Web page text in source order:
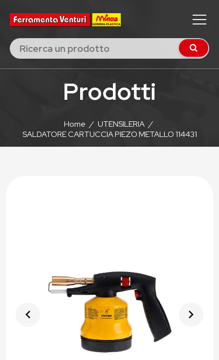
Prodotti
Home / UTENSILERIA /
SALDATORE CARTUCCIA PIEZO METALLO 114431